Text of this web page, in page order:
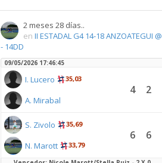
2 meses 28 días..
en II ESTADAL G4 14-18 ANZOATEGUI @
- 14DD
09/05/2026 17:46:45
I. Lucero 35,03
A. Mirabal
4 2
S. Zivolo 35,69
N. Marott 33,79
6 6